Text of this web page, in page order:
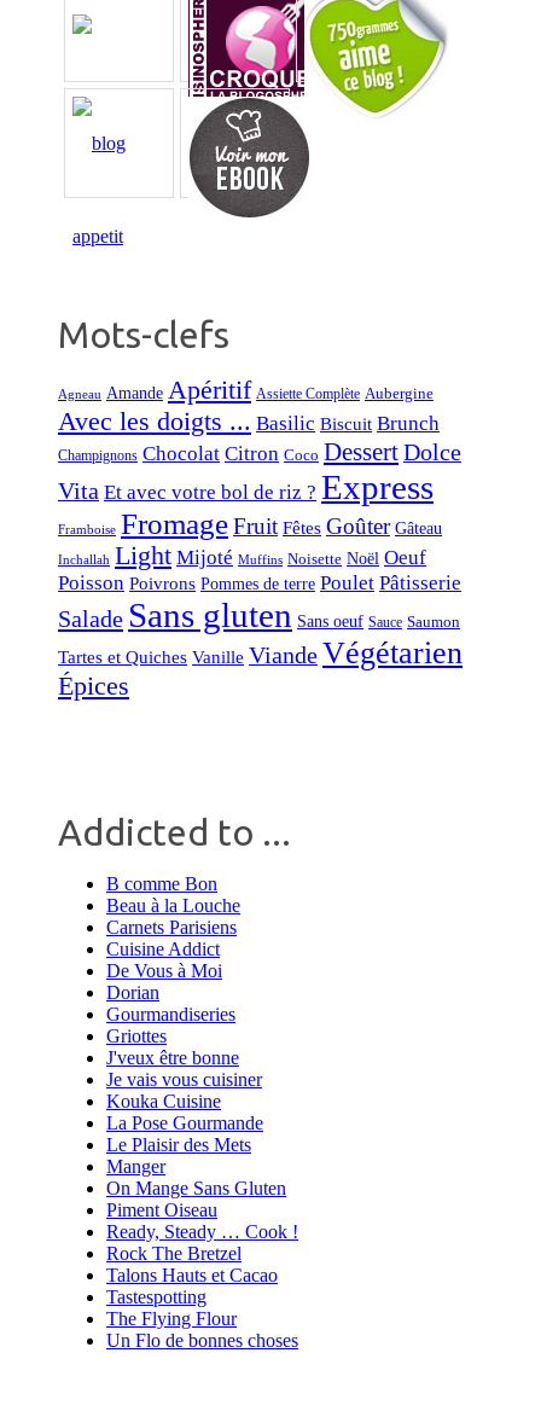
Mots-clefs
Agneau Amande Apéritif Assiette Complète Aubergine
Avec les doigts ... Basilic Biscuit Brunch
Champignons Chocolat Citron Coco DessertDolce
Vita Et avec votre bol de riz ? Express
Framboise FromageFruit Fêtes Goûter Gâteau
Inchallah Light Mijoté Muffins Noisette Noël Oeuf
Poisson Poivrons Pommes de terre Poulet Pâtisserie
Salade Sans gluten Sans oeuf Sauce Saumon
Tartes et Quiches Vanille ViandeVégétarien
Épices
Addicted to ...
B comme Bon
Beau à la Louche
Carnets Parisiens
Cuisine Addict
De Vous à Moi
Dorian
Gourmandiseries
Griottes
J'veux être bonne
Je vais vous cuisiner
Kouka Cuisine
La Pose Gourmande
Le Plaisir des Mets
Manger
On Mange Sans Gluten
Piment Oiseau
Ready, Steady … Cook !
Rock The Bretzel
Talons Hauts et Cacao
Tastespotting
The Flying Flour
Un Flo de bonnes choses